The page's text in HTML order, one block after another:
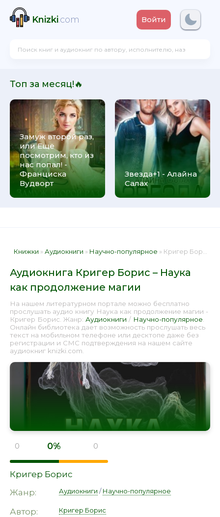
Knizki.com Войти
Топ за месяц!🔥
Замуж второй раз,
или Ещё
посмотрим, кто из
нас попал! -
Франциска
Вудворт
Звезда+1 - Алайна
Салах
Книжки »Аудиокниги » Научно-популярное » Кригер Борис – Наука как продолжение магии 📕 - Книга онлайн бесплатно
Аудиокнига Кригер Борис – Наука
как продолжение магии
На нашем литературном портале можно бесплатно
прослушать аудио книгу Наука как продолжение магии -
Кригер Борис. Жанр: Аудиокниги / Научно-популярное
Онлайн библиотека дает возможность прослушать весь
текст на мобильном телефоне или десктопе даже без
регистрации и СМС подтверждения на нашем сайте
аудиокниг knizki.com.
0 0% 0
Кригер Борис
Жанр:
Аудиокниги /Научно-популярное
Автор: Кригер Борис